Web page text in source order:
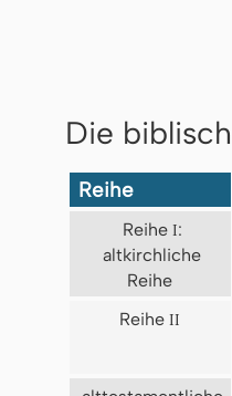
Die
Reihe
Reihe I:
altkirchliche
Reihe
Reihe II